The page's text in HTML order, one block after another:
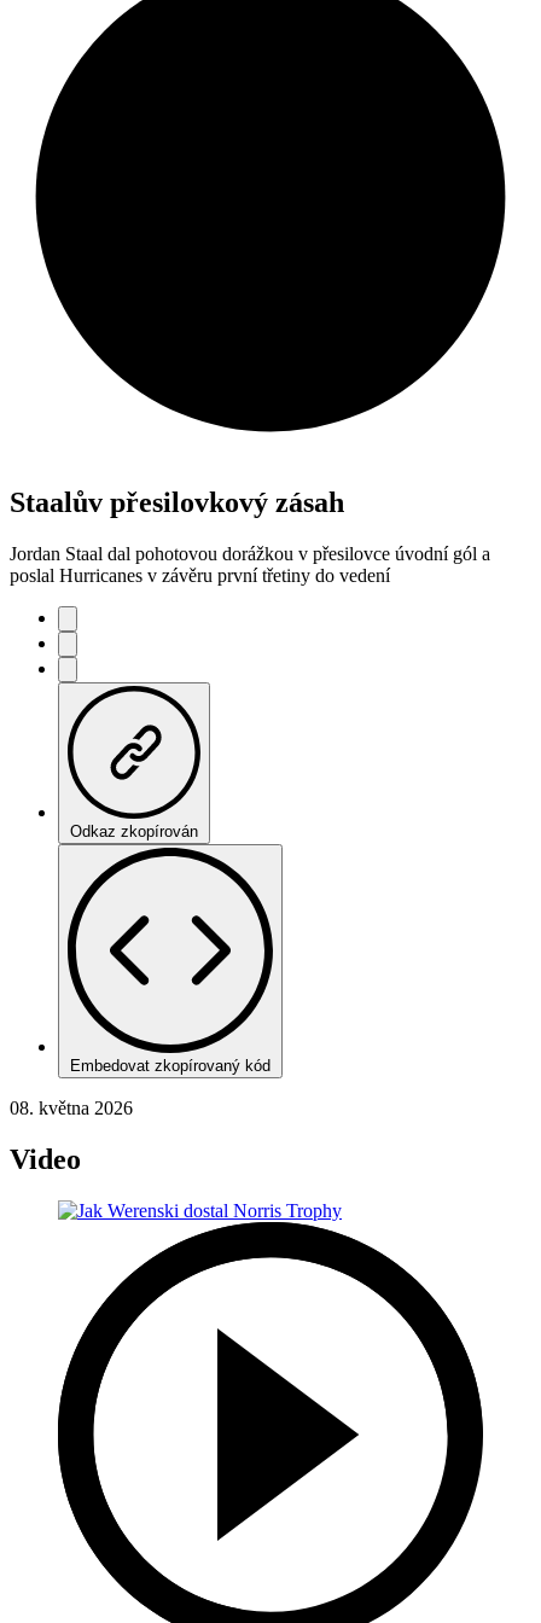
Staalův přesilovkový zásah
Jordan Staal dal pohotovou dorážkou v přesilovce úvodní gól a
poslal Hurricanes v závěru první třetiny do vedení
Odkaz zkopírován
Embedovat zkopírovaný kód
08. května 2026
Video